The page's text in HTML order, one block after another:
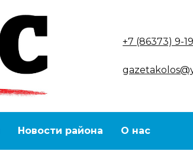
+7 (86373) 9-
Новости района О нас